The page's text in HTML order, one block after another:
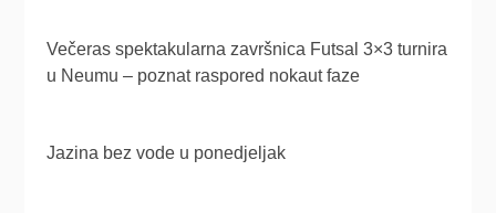
Večeras spektakularna završnica Futsal 3×3 turnira
u Neumu – poznat raspored nokaut faze
Jazina bez vode u ponedjeljak